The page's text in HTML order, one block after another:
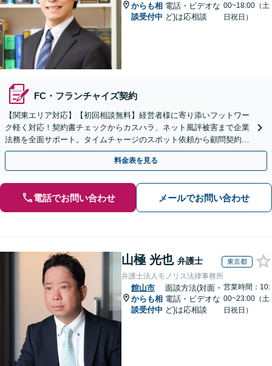
からも相
談受付中
電話・ビデオな
ど)は応相談
00~18:00（土
日祝日）
FC・フランチャイズ契約
【関東エリア対応】【初回相談無料】経営者様に寄り添いフットワー
ク軽く対応！契約書チェックからカスハラ、ネット風評被害まで企業
法務を全面サポート。タイムチャージのスポット依頼から顧問契約ま
で柔軟に対応します。雑談から解決の糸口が見つかることも
料金表を見る
電話でお問い合わせ メールでお問い合わせ
山極 光也 弁護士 東京都
弁護士法人モノリス法律事務所
館山市
からも相
談受付中
面談方法(対面・
電話・ビデオな
ど)は応相談
営業時間：10:
00~23:00（土
日祝日）